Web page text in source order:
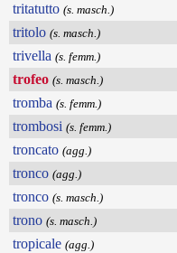
tritatutto (s. masch.)
tritolo (s. masch.)
trivella (s. femm.)
trofeo (s. masch.)
tromba (s. femm.)
trombosi (s. femm.)
troncato (agg.)
tronco (agg.)
tronco (s. masch.)
trono (s. masch.)
tropicale (agg.)